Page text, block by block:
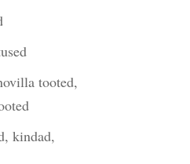
tooted,
kindad,